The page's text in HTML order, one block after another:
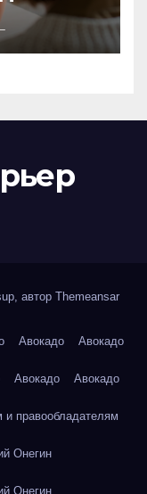
и
автор Themeansar
Авокадо Авокадо
Авокадо Авокадо
и правообладателям
Онегин
Онегин